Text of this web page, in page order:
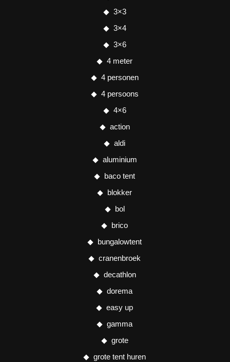
3×3
3×4
3×6
4 meter
4 personen
4 persoons
4×6
action
aldi
aluminium
baco tent
blokker
bol
brico
bungalowtent
cranenbroek
decathlon
dorema
easy up
gamma
grote
grote tent huren